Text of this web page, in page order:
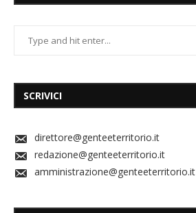
SCRIVICI
direttore@genteeterritorio.it
redazione@genteeterritorio.it
amministrazione@genteeterritorio.it